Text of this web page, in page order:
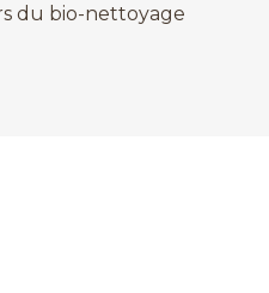
du bio-nettoyage